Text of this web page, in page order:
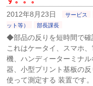
2012年8月23日 サービス
ット等）
部長課長
◆部品の反りを短時間で確
これはケータイ、スマホ
機、ハンディーターミナ
器、小型プリント基板の
使って測定する 装置です